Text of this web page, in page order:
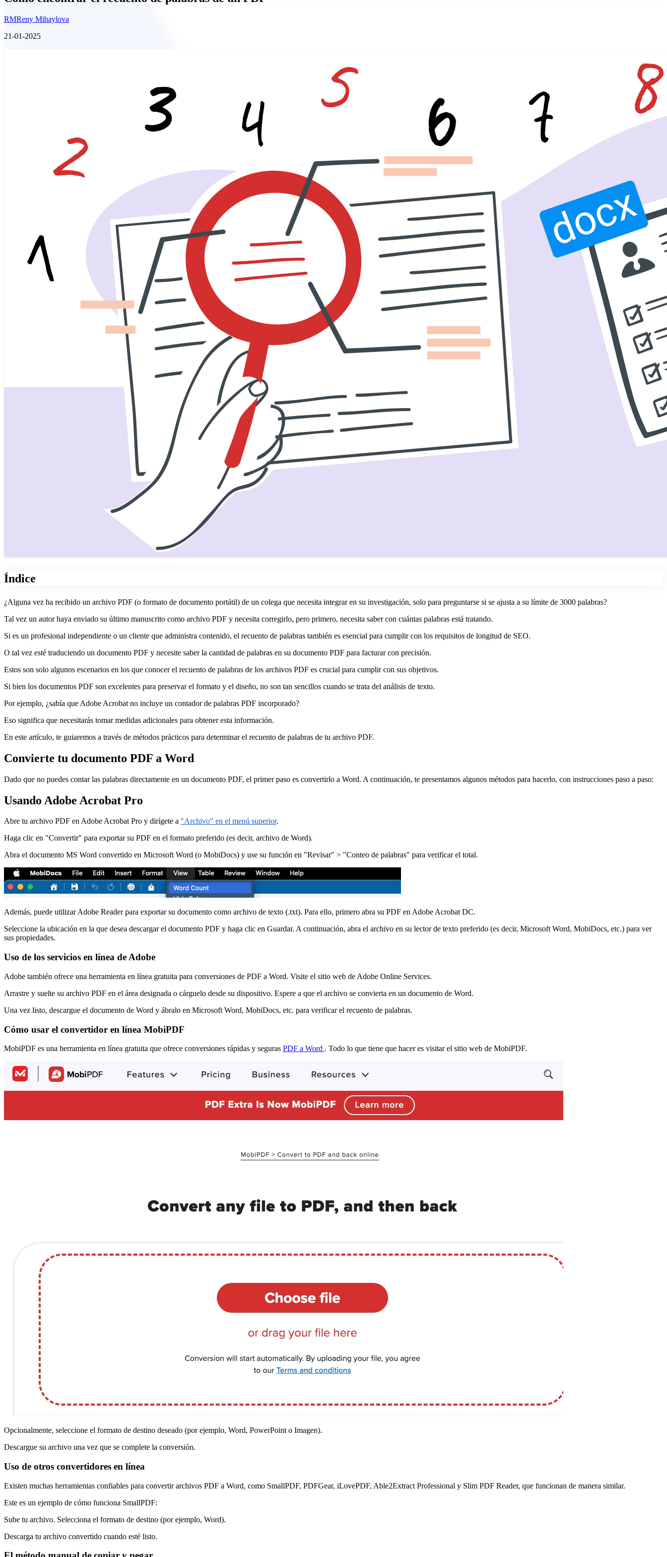
RMReny Mihaylova
21-01-2025
Índice
¿Alguna vez ha recibido un archivo PDF (o formato de documento portátil) de un colega que necesita integrar en su investigación, solo para preguntarse si se ajusta a su límite de 3000 palabras?
Tal vez un autor haya enviado su último manuscrito como archivo PDF y necesita corregirlo, pero primero, necesita saber con cuántas palabras está tratando.
Si es un profesional independiente o un cliente que administra contenido, el recuento de palabras también es esencial para cumplir con los requisitos de longitud de SEO.
O tal vez esté traduciendo un documento PDF y necesite saber la cantidad de palabras en su documento PDF para facturar con precisión.
Estos son solo algunos escenarios en los que conocer el recuento de palabras de los archivos PDF es crucial para cumplir con sus objetivos.
Si bien los documentos PDF son excelentes para preservar el formato y el diseño, no son tan sencillos cuando se trata del análisis de texto.
Por ejemplo, ¿sabía que Adobe Acrobat no incluye un contador de palabras PDF incorporado?
Eso significa que necesitarás tomar medidas adicionales para obtener esta información.
En este artículo, te guiaremos a través de métodos prácticos para determinar el recuento de palabras de tu archivo PDF.
Convierte tu documento PDF a Word
Dado que no puedes contar las palabras directamente en un documento PDF, el primer paso es convertirlo a Word. A continuación, te presentamos algunos métodos para hacerlo, con instrucciones paso a paso:
Usando Adobe Acrobat Pro
Abre tu archivo PDF en Adobe Acrobat Pro y dirígete a "Archivo" en el menú superior.
Haga clic en "Convertir" para exportar su PDF en el formato preferido (es decir, archivo de Word).
Abra el documento MS Word convertido en Microsoft Word (o MobiDocs) y use su función en "Revisar" > "Conteo de palabras" para verificar el total.
Además, puede utilizar Adobe Reader para exportar su documento como archivo de texto (.txt). Para ello, primero abra su PDF en Adobe Acrobat DC.
Seleccione la ubicación en la que desea descargar el documento PDF y haga clic en Guardar. A continuación, abra el archivo en su lector de texto preferido (es decir, Microsoft Word, MobiDocs, etc.) para ver
sus propiedades.
Uso de los servicios en línea de Adobe
Adobe también ofrece una herramienta en línea gratuita para conversiones de PDF a Word. Visite el sitio web de Adobe Online Services.
Arrastre y suelte su archivo PDF en el área designada o cárguelo desde su dispositivo. Espere a que el archivo se convierta en un documento de Word.
Una vez listo, descargue el documento de Word y ábralo en Microsoft Word, MobiDocs, etc. para verificar el recuento de palabras.
Cómo usar el convertidor en línea MobiPDF
MobiPDF es una herramienta en línea gratuita que ofrece conversiones rápidas y seguras PDF a Word . Todo lo que tiene que hacer es visitar el sitio web de MobiPDF.
Opcionalmente, seleccione el formato de destino deseado (por ejemplo, Word, PowerPoint o Imagen).
Descargue su archivo una vez que se complete la conversión.
Uso de otros convertidores en línea
Existen muchas herramientas confiables para convertir archivos PDF a Word, como SmallPDF, PDFGear, iLovePDF, Able2Extract Professional y Slim PDF Reader, que funcionan de manera similar.
Este es un ejemplo de cómo funciona SmallPDF:
Sube tu archivo. Selecciona el formato de destino (por ejemplo, Word).
Descarga tu archivo convertido cuando esté listo.